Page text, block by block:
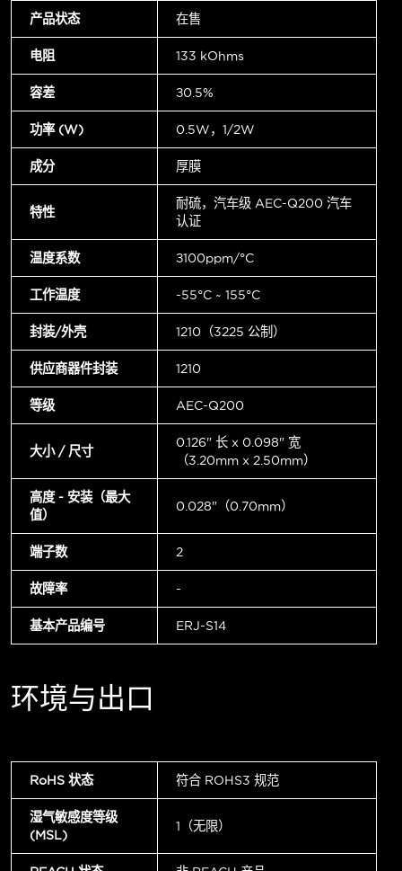
产品状态 在售
电阻 133 kOhms
容差 ±0.5%
功率 (W) 0.5W，1/2W
成分 厚膜
特性
耐硫，汽车级 AEC-Q200 汽车
认证
温度系数 ±100ppm/°C
工作温度 -55°C ~ 155°C
封装/外壳 1210（3225 公制）
供应商器件封装 1210
等级 AEC-Q200
大小 / 尺寸
0.126" 长 x 0.098" 宽
（3.20mm x 2.50mm）
高度 - 安装（最大
值）
0.028"（0.70mm）
端子数 2
故障率 -
基本产品编号 ERJ-S14
环境与出口
RoHS 状态 符合 ROHS3 规范
湿气敏感度等级
(MSL)
1（无限）